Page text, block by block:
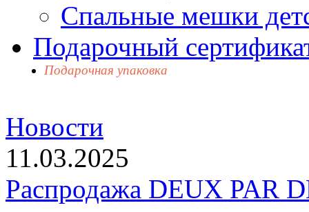
Спальные мешки
Подарочный
Подарочная упаковка
Новости
11.03.2025
Распродажа DEUX PAR